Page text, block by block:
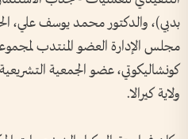
بدبي)، والدكتور محمد يوسف علي،
مجلس الإدارة العضو المنتدب
كونشاليكوتي، عضو الجمعية
ولاية كيرالا.